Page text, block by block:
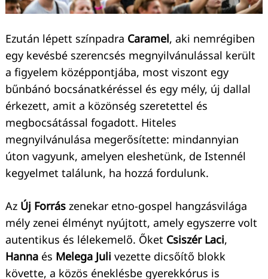
Ezután lépett színpadra Caramel, aki nemrégiben
egy kevésbé szerencsés megnyilvánulással került
a figyelem középpontjába, most viszont egy
bűnbánó bocsánatkéréssel és egy mély, új dallal
érkezett, amit a közönség szeretettel és
megbocsátással fogadott. Hiteles
megnyilvánulása megerősítette: mindannyian
úton vagyunk, amelyen eleshetünk, de Istennél
kegyelmet találunk, ha hozzá fordulunk.
Az Új Forrás zenekar etno-gospel hangzásvilága
mély zenei élményt nyújtott, amely egyszerre volt
autentikus és lélekemelő. Őket Csiszér Laci,
Hanna és Melega Juli vezette dicsőítő blokk
követte, a közös éneklésbe gyerekkórus is